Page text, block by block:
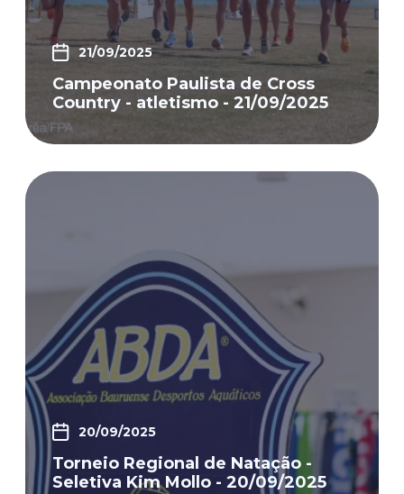
21/09/2025
Campeonato Paulista de Cross
Country - atletismo - 21/09/2025
20/09/2025
Torneio Regional de Natação -
Seletiva Kim Mollo - 20/09/2025